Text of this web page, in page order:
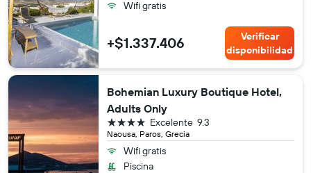
Wifi gratis
+$1.337.406
Verificar
disponibilidad
Bohemian Luxury Boutique Hotel,
Adults Only
Naousa, Paros, Grecia
9.3
Excelente
4 estrellas
Wifi gratis
Piscina